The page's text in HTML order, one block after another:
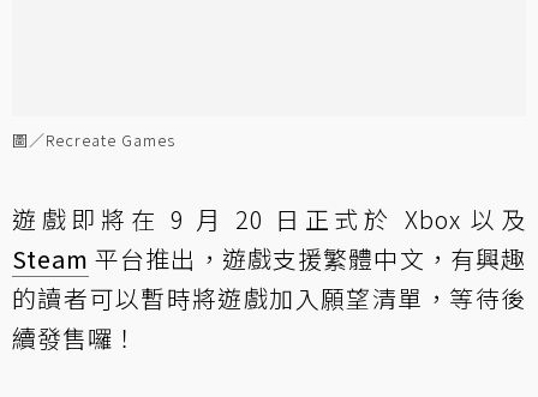
圖／Recreate Games
遊戲即將在 9 月 20 日正式於 Xbox 以及
Steam 平台推出，遊戲支援繁體中文，有興趣
的讀者可以暫時將遊戲加入願望清單，等待後
續發售囉！